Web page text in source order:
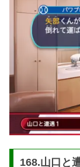
168.山口と